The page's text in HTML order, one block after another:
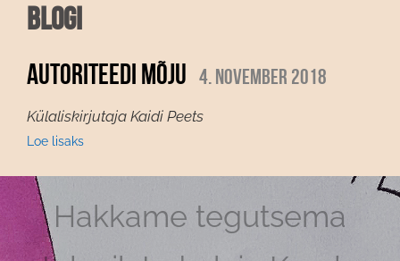
Blogi
AUTORITEEDI MÕJU 4. november 2018
Külaliskirjutaja Kaidi Peets
Loe lisaks
Hakkame tegutsema